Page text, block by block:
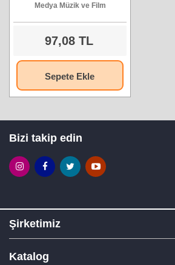
Medya Müzik ve Film
97,08 TL
Sepete Ekle
Bizi takip edin
Şirketimiz
Katalog